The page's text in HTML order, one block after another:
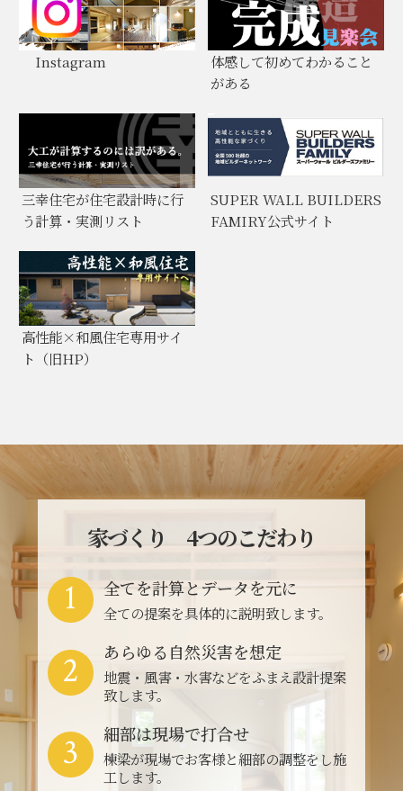
Instagram
体感して初めてわかること
がある
三幸住宅が住宅設計時に行
う計算・実測リスト
SUPER WALL BUILDERS
FAMIRY公式サイト
高性能×和風住宅専用サイ
ト（旧HP）
家づくり 4つのこだわり
全てを計算とデータを元に
全ての提案を具体的に説明致します。
1
あらゆる自然災害を想定
地震・風害・水害などをふまえ設計提案
致します。
2
細部は現場で打合せ
棟梁が現場でお客様と細部の調整をし施
工します。
3